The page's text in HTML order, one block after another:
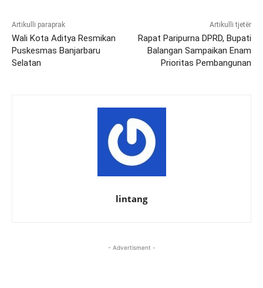
Artikulli paraprak
Wali Kota Aditya Resmikan
Puskesmas Banjarbaru
Selatan
Artikulli tjetër
Rapat Paripurna DPRD, Bupati
Balangan Sampaikan Enam
Prioritas Pembangunan
lintang
- Advertisment -